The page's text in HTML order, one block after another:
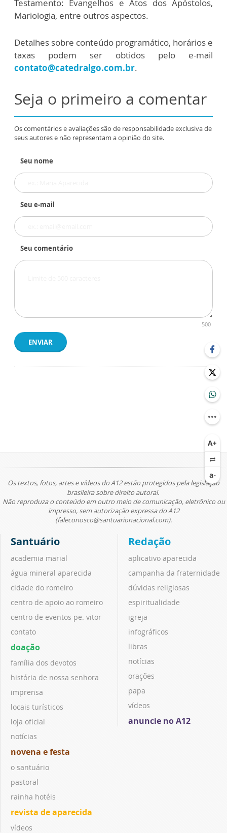
Testamento: Evangelhos e Atos dos Apóstolos,
Mariologia, entre outros aspectos.
Detalhes sobre conteúdo programático, horários e
taxas podem ser obtidos pelo e-mail
contato@catedralgo.com.br.
Seja o primeiro a comentar
Os comentários e avaliações são de responsabilidade exclusiva de
seus autores e não representam a opinião do site.
Seu nome
Seu e-mail
Seu comentário
500
ENVIAR
Os textos, fotos, artes e vídeos do A12 estão protegidos pela legislação
brasileira sobre direito autoral.
Não reproduza o conteúdo em outro meio de comunicação, eletrônico ou
impresso, sem autorização expressa do A12
(faleconosco@santuarionacional.com).
Santuário
academia marial
água mineral aparecida
cidade do romeiro
centro de apoio ao romeiro
centro de eventos pe. vitor
contato
doação
família dos devotos
história de nossa senhora
imprensa
locais turísticos
loja oficial
notícias
novena e festa
o santuário
pastoral
rainha hotéis
revista de aparecida
vídeos
Redação
aplicativo aparecida
campanha da fraternidade
dúvidas religiosas
espiritualidade
igreja
infográficos
libras
notícias
orações
papa
vídeos
anuncie no A12